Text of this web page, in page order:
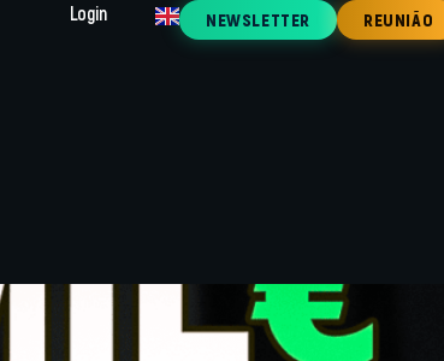
Login NEWSLETTER REUNIÃO